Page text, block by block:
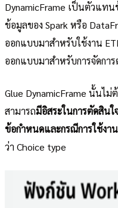
DynamicFrame เป็นตัวแท
ข้อมูลของ Spark หรือ
ออกแบบมาสำหรับใช้งาน
ออกแบบมาสำหรับการจัดการ
Glue DynamicFrame นั้นไม่
สามารถมีอิสระในการตัดสินใ
ข้อกำหนดและกรณีการใช้งา
ว่า Choice type